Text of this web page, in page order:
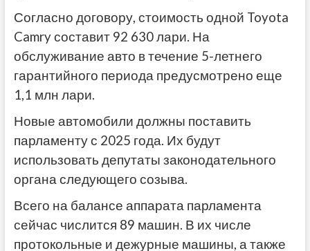
Согласно договору, стоимость одной Toyota
Camry составит 92 630 лари. На
обслуживание авто в течение 5-летнего
гарантийного периода предусмотрено еще
1,1 млн лари.
Новые автомобили должны поставить
парламенту с 2025 года. Их будут
использовать депутаты законодательного
органа следующего созыва.
Всего на балансе аппарата парламента
сейчас числится 89 машин. В их числе
протокольные и дежурные машины, а также